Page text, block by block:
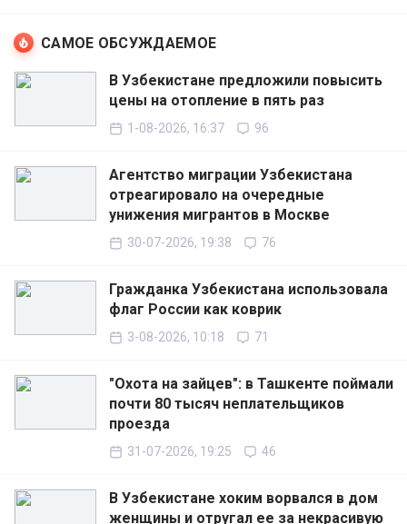
САМОЕ ОБСУЖДАЕМОЕ
В Узбекистане предложили повысить
цены на отопление в пять раз
1-08-2026, 16:37 96
Агентство миграции Узбекистана
отреагировало на очередные
унижения мигрантов в Москве
30-07-2026, 19:38 76
Гражданка Узбекистана использовала
флаг России как коврик
3-08-2026, 10:18 71
"Охота на зайцев": в Ташкенте поймали
почти 80 тысяч неплательщиков
проезда
31-07-2026, 19:25 46
В Узбекистане хоким ворвался в дом
женщины и отругал ее за некрасивую